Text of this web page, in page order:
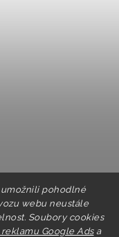
umožnili pohodlné
webu neustále
Soubory cookies
Google Adsa